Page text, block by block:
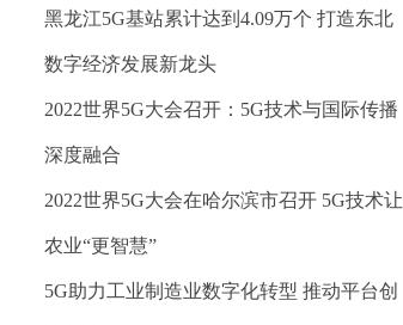
黑龙江5G基站累计达到4.09万个 打造东北
数字经济发展新龙头
2022世界5G大会召开：5G技术与国际传播
深度融合
2022世界5G大会在哈尔滨市召开 5G技术让
农业“更智慧”
5G助力工业制造业数字化转型 推动平台创